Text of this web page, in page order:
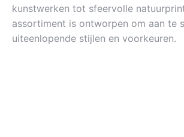
kunstwerken tot sfeervolle
assortiment is ontworpen om aan te
uiteenlopende stijlen en voorkeuren.